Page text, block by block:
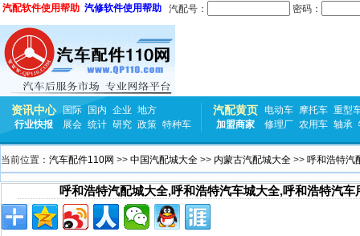
汽配软件使用帮助 汽修软件使用帮助 汽配号： 密码：
资讯中心 国际 国内 企业 地方
行业快报
展会 统计 研究 政策 特种车
汽配黄页 电动车 摩托车 重型
加盟商家
修理厂 农用车 轴承
当前位置： 汽车配件110网 >> 中国汽配城大全 >> 内蒙古汽配城大全 >> 呼和浩特汽
呼和浩特汽配城大全,呼和浩特汽车城大全,呼和浩特汽